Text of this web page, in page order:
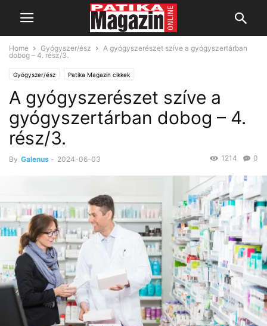
Home Gyógyszer/ész
A gyógyszerészet szíve a gyógyszertárban
dobog – 4. rész/3.
Gyógyszer/ész Patika Magazin cikkek
Gyógyszerészi értékek, gyógyszerészi értékrend
A gyógyszerészet szíve a
gyógyszertárban dobog – 4.
rész/3.
By Galenus - 2024-06-03 0
1214